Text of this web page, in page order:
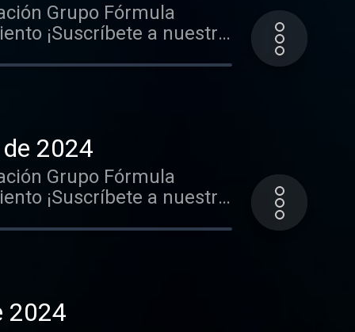
Grupo Fórmula
¡Suscríbete a nuestro
Mantente
http://
en este y muchos
2024
Grupo Fórmula
¡Suscríbete a nuestro
Mantente
http://
en este y muchos
2024